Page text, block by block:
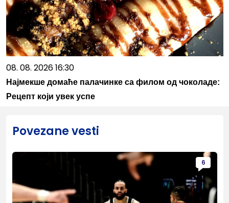
08. 08. 2026 16:30
Најмекше домаће палачинке са филом од чоколаде:
Рецепт који увек успе
Povezane vesti
6